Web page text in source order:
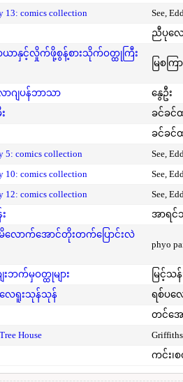
13: comics collection
See,
ညီပုလေ
ယာနှင့်လှိုက်ဖို့စွန့်စားသိုက်ဝတ္ထုကြီး
မြစကြာ
ျပန်ဘာသာ
နွေဦး
ခင်ခင်
ခင်ခင်
5: comics collection
See,
10: comics collection
See,
12: comics collection
See,
အာရင်
ောက်အောင်တိုးတက်ပြောင်းလဲ
phyo
က်မှဝတ္ထုများ
မြင့်သန်
ေရူးသုန်သုန်
ရစ်ပလ
တင်အေ
House
ကင်း၊